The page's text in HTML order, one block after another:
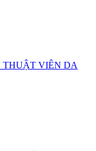
THUẬT VIÊN DA